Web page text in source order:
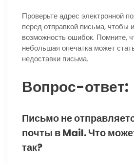
Проверьте адрес электронной
перед отправкой письма, чтобы
возможность ошибок. Помните,
небольшая опечатка может
недоставки письма.
Вопрос-ответ:
Письмо не
почты в Mail. Что
так?